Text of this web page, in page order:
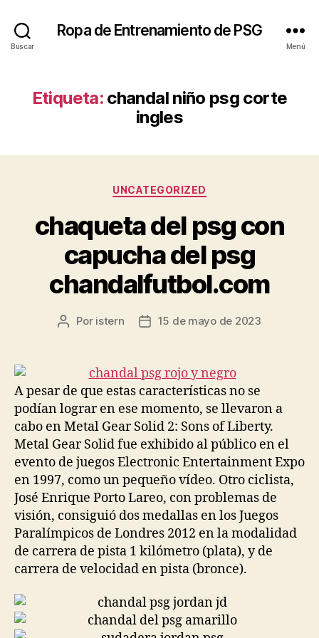
Buscar
Ropa de Entrenamiento de PSG
Menú
Etiqueta: chandal niño psg corte
ingles
Categorías
UNCATEGORIZED
chaqueta del psg con
capucha del psg
chandalfutbol.com
Autor
entrada
Por istern
Fecha
entrada
15 de mayo de 2023
A pesar de que estas características no se
podían lograr en ese momento, se llevaron a
cabo en Metal Gear Solid 2: Sons of Liberty.
Metal Gear Solid fue exhibido al público en el
evento de juegos Electronic Entertainment Expo
en 1997, como un pequeño vídeo. Otro ciclista,
José Enrique Porto Lareo, con problemas de
visión, consiguió dos medallas en los Juegos
Paralímpicos de Londres 2012 en la modalidad
de carrera de pista 1 kilómetro (plata), y de
carrera de velocidad en pista (bronce).